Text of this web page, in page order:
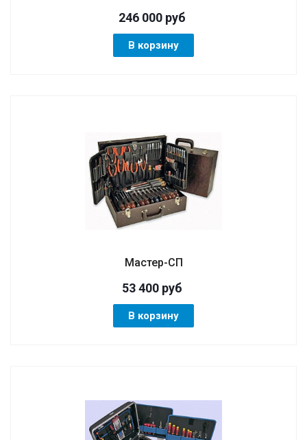
246 000руб
В корзину
Мастер-СП
53 400руб
В корзину